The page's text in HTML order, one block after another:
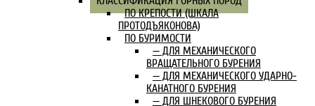
ПО КРЕПОСТИ (ШКАЛА
ПРОТОДЪЯКОНОВА)
ПО БУРИМОСТИ
— ДЛЯ МЕХАНИЧЕСКОГО
ВРАЩАТЕЛЬНОГО БУРЕНИЯ
— ДЛЯ МЕХАНИЧЕСКОГО УДАРНО-
КАНАТНОГО БУРЕНИЯ
— ДЛЯ ШНЕКОВОГО БУРЕНИЯ